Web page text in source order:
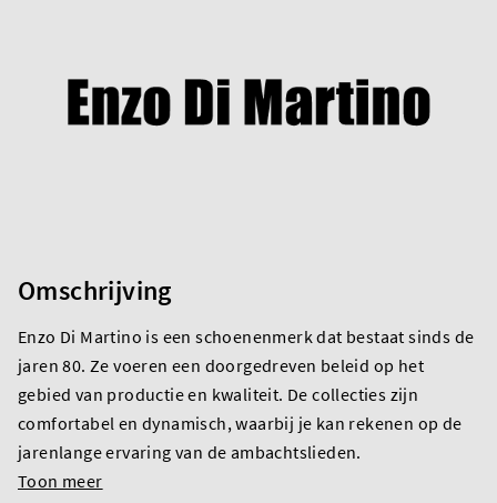
Omschrijving
Enzo Di Martino is een schoenenmerk dat bestaat sinds de
jaren 80. Ze voeren een doorgedreven beleid op het
gebied van productie en kwaliteit. De collecties zijn
comfortabel en dynamisch, waarbij je kan rekenen op de
jarenlange ervaring van de ambachtslieden.
Toon meer